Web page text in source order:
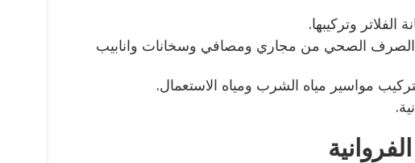
وتركيبها.
الصحي من مجاري ومصافي وسخانات وانابيب
مواسير مياه الشرب ومياه الاستعمال.